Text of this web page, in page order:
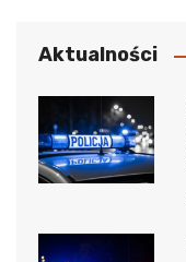
Aktualności